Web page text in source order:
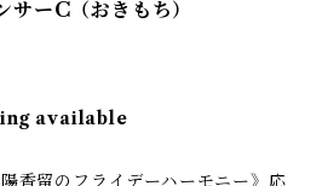
サーC（おきもち）
available
香留のフライデーハーモニー》応